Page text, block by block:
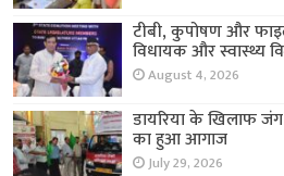
टीबी, कुपोषण और
विधायक और स्वास्थ्य
August 4, 2026
डायरिया के खिलाफ जंग
का हुआ आगाज
July 29, 2026